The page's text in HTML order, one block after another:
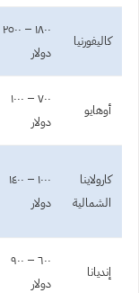
كاليفورنيا
١٨٠٠ – ٢٥٠٠
دولار
أوهايو
٧٠٠ – ١٠٠٠
دولار
كارولاينا
الشمالية
١٠٠٠ – ١٤٠٠
دولار
إنديانا
٦٠٠ – ٩٠٠
دولار